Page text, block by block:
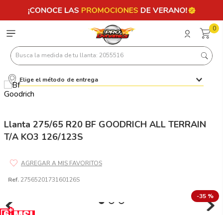
0
Busca la medida de tu llanta: 2055516
Elige el método de entrega
Llanta 275/65 R20 BF GOODRICH ALL TERRAIN
T/A KO3 126/123S
Ref. 2756520173160126S
-35 %
Términos más buscados
7 245